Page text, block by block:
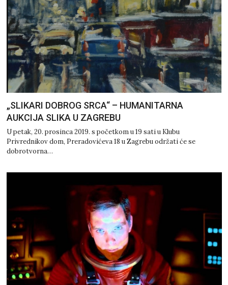
„SLIKARI DOBROG SRCA“ – HUMANITARNA
AUKCIJA SLIKA U ZAGREBU
U petak, 20. prosinca 2019. s početkom u 19 sati u Klubu
Privrednikov dom, Preradovićeva 18 u Zagrebu održati će se
dobrotvorna…